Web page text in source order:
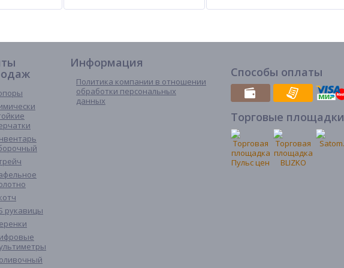
рукавицы
Информация
Политика компании в отношении
обработки персональных
данных
Способы оплаты
Торговые площадки